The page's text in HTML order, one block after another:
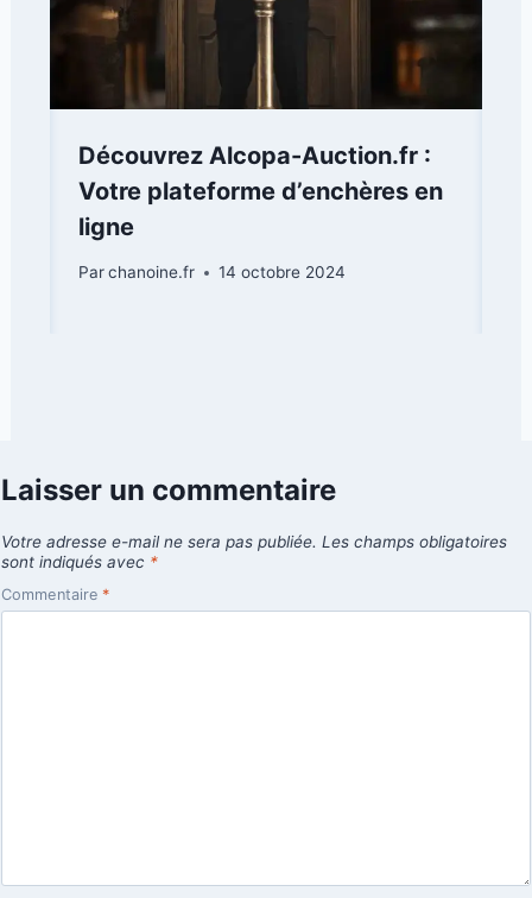
Découvrez Alcopa-Auction.fr :
Votre plateforme d’enchères en
ligne
Parchanoine.fr 14 octobre 2024
Laisser un commentaire
Votre adresse e-mail ne sera pas publiée. Les champs obligatoires
sont indiqués avec *
Commentaire *